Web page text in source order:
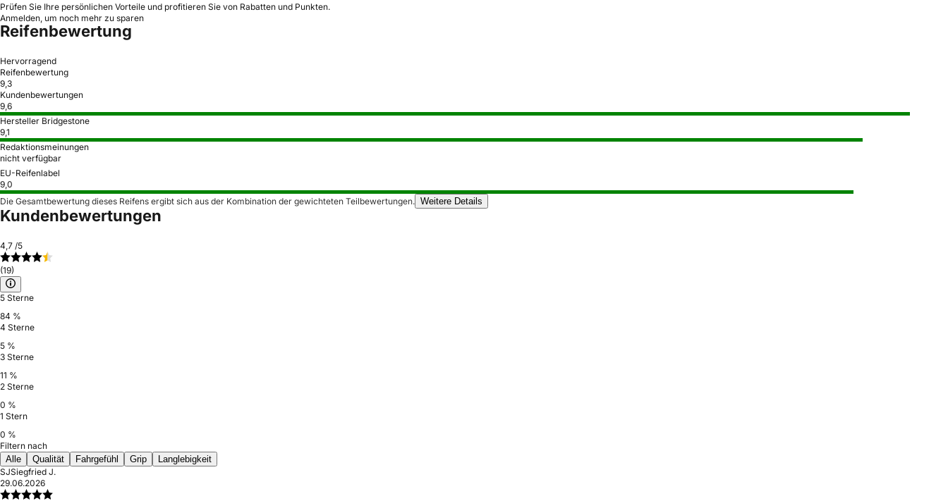
Prüfen Sie Ihre persönlichen Vorteile und profitieren Sie von Rabatten und Punkten.
Anmelden, um noch mehr zu sparen
Reifenbewertung
Hervorragend
Reifenbewertung
9,3
Kundenbewertungen
9,6
Hersteller Bridgestone
9,1
Redaktionsmeinungen
nicht verfügbar
EU-Reifenlabel
9,0
Die Gesamtbewertung dieses Reifens ergibt sich aus der Kombination der gewichteten Teilbewertungen. Weitere Details
Kundenbewertungen
4,7 /5
(19)
5 Sterne
84 %
4 Sterne
5 %
3 Sterne
11 %
2 Sterne
0 %
1 Stern
0 %
Filtern nach
Alle
Qualität Fahrgefühl Grip
Langlebigkeit
SJSiegfried J.
29.06.2026